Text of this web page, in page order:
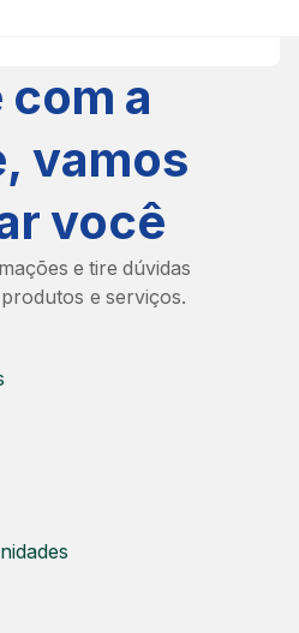
com a
vamos
você
e tire dúvidas
e serviços.